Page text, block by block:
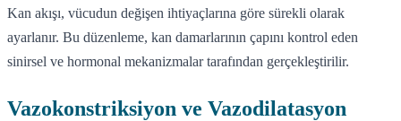
Kan akışı, vücudun değişen ihtiyaçlarına göre sürekli olarak
ayarlanır. Bu düzenleme, kan damarlarının çapını kontrol eden
sinirsel ve hormonal mekanizmalar tarafından gerçekleştirilir.
Vazokonstriksiyon ve Vazodilatasyon